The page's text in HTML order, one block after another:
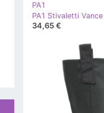
PA1
PA1 Stivaletti
34,65 €